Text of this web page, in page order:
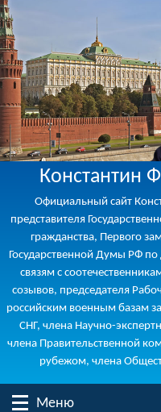
Константин
Официальный сайт
представителя
гражданства, Первого
Государственной Думы РФ по
связям с
созывов, председателя
российским военным базам
СНГ, члена Научно-
члена Правительственной
рубежом, члена
Меню